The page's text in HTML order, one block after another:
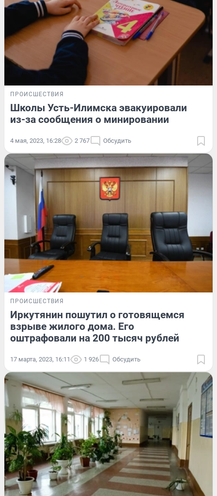
ПРОИСШЕСТВИЯ
Школы Усть-Илимска эвакуировали
из-за сообщения о минировании
4 мая, 2023, 16:28 2 767 Обсудить
ПРОИСШЕСТВИЯ
Иркутянин пошутил о готовящемся
взрыве жилого дома. Его
оштрафовали на 200 тысяч рублей
17 марта, 2023, 16:11 1 926 Обсудить